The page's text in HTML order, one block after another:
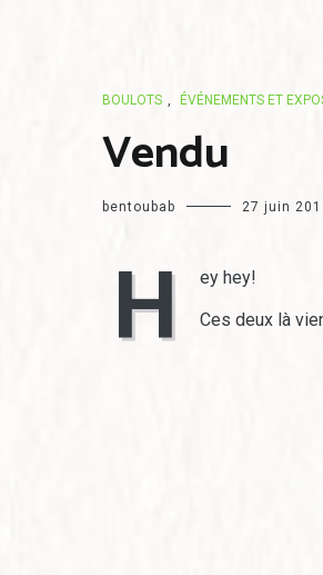
BOULOTS , ÉVÉNEMENTS ET
Vendu
bentoubab 27 juin
H
ey hey!
Ces deux là